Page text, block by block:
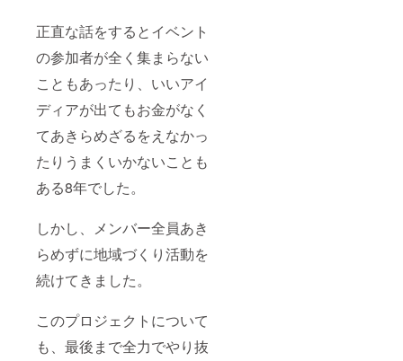
正直な話をするとイベント
の参加者が全く集まらない
こともあったり、いいアイ
ディアが出てもお金がなく
てあきらめざるをえなかっ
たりうまくいかないことも
ある8年でした。
しかし、メンバー全員あき
らめずに地域づくり活動を
続けてきました。
このプロジェクトについて
も、最後まで全力でやり抜